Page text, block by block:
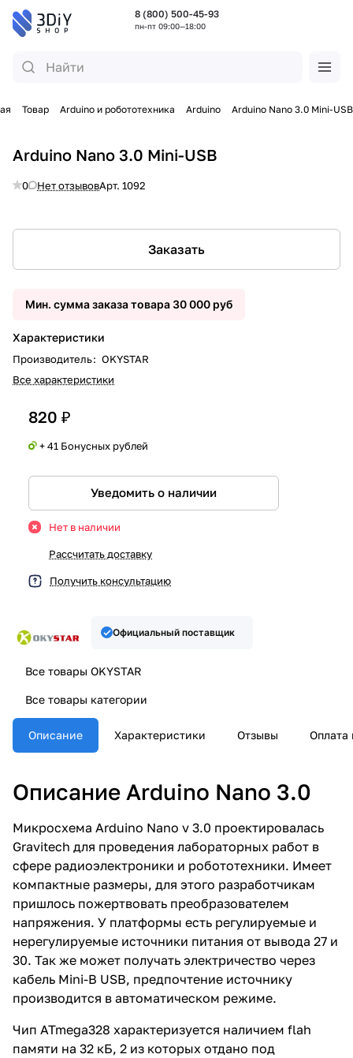
8 (800) 500-45-93
пн-пт 09:00—18:00
Товар Arduino и робототехника Arduino Arduino Nano 3.0 Mini-USB
Arduino Nano 3.0 Mini-USB
0 Нет отзывовАрт. 1092
Заказать
Мин. сумма заказа товара 30 000 руб
Характеристики
Производитель: OKYSTAR
Все характеристики
820 ₽
+ 41 Бонусных рублей
Уведомить о наличии
Нет в наличии
Рассчитать доставку
Получить консультацию
Официальный поставщик
Все товары OKYSTAR
Все товары категории
Описание Характеристики Отзывы Оплата
Описание Arduino Nano 3.0
Микросхема Arduino Nano v 3.0 проектировалась
Gravitech для проведения лабораторных работ в
сфере радиоэлектроники и робототехники. Имеет
компактные размеры, для этого разработчикам
пришлось пожертвовать преобразователем
напряжения. У платформы есть регулируемые и
нерегулируемые источники питания от вывода 27 и
30. Так же может получать электричество через
кабель Mini-B USB, предпочтение источнику
производится в автоматическом режиме.
Чип ATmega328 характеризуется наличием flah
памяти на 32 кБ, 2 из которых отдано под